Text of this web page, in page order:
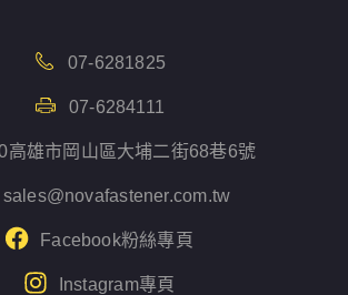
07-6281825
07-6284111
高雄市岡山區大埔二街68巷6號
sales@novafastener.com.tw
Facebook粉絲專頁
Instagram專頁